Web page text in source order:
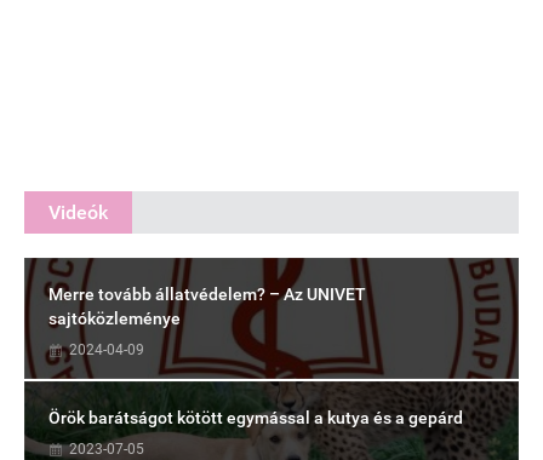
Videók
Merre tovább állatvédelem? – Az UNIVET
sajtóközleménye
2024-04-09
Örök barátságot kötött egymással a kutya és a gepárd
2023-07-05